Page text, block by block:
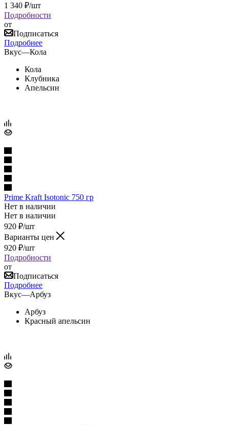
1 340 ₽/шт
Подробности
от
Подписаться
Подробнее
Вкус—Кола
Кола
Клубника
Апельсин
Prime Kraft Isotonic 750 гр
Нет в наличии
Нет в наличии
920 ₽/шт
Варианты цен
920 ₽/шт
Подробности
от
Подписаться
Подробнее
Вкус—Арбуз
Арбуз
Красный апельсин